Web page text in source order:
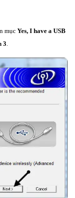
mục Yes, I have a USB
3.